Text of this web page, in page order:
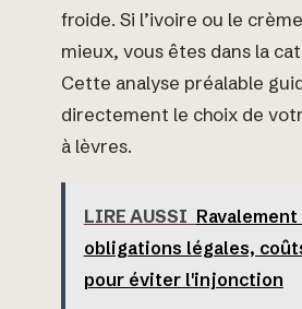
froide. Si l’ivoire ou le
mieux, vous êtes dans la
Cette analyse préalable
directement le choix de
à lèvres.
LIRE AUSSI Ravalement
obligations légales,
pour éviter l'injonction